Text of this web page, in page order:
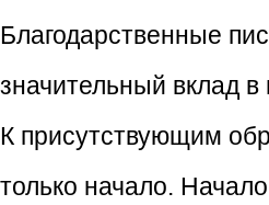
Благодарственные
значительный вклад
К присутствующим
только начало.